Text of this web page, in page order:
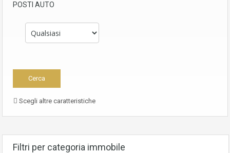
POSTI AUTO
Scegli altre caratteristiche
Filtri per categoria immobile